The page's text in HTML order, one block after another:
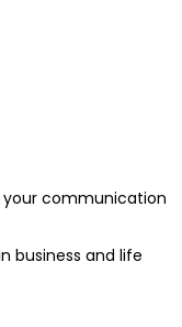
your communication
business and life